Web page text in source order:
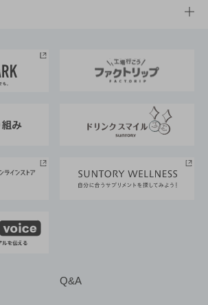
バーズ大阪
TOP
えるサステナビリティ経営
Q&A